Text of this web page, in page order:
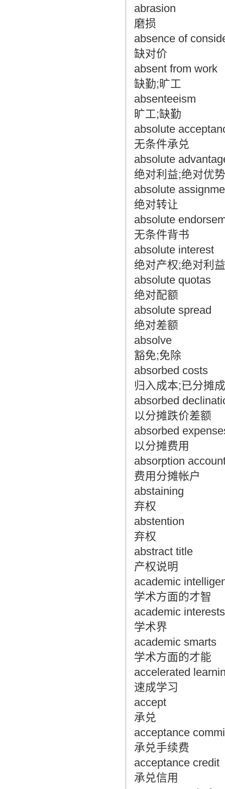
abrasion
磨损
absence of
缺对价
absent from work
缺勤;旷工
absenteeism
旷工;缺勤
absolute
无条件承兑
absolute
绝对利益;绝对优势
absolute
绝对转让
absolute
无条件背书
absolute interest
绝对产权;绝对利益
absolute quotas
绝对配额
absolute spread
绝对差额
absolve
豁免;免除
absorbed costs
归入成本;已分摊
absorbed
以分摊跌价差额
absorbed
以分摊费用
absorption
费用分摊帐户
abstaining
弃权
abstention
弃权
abstract title
产权说明
academic
学术方面的才智
academic interests
学术界
academic smarts
学术方面的才能
accelerated
速成学习
accept
承兑
acceptance
承兑手续费
acceptance credit
承兑信用